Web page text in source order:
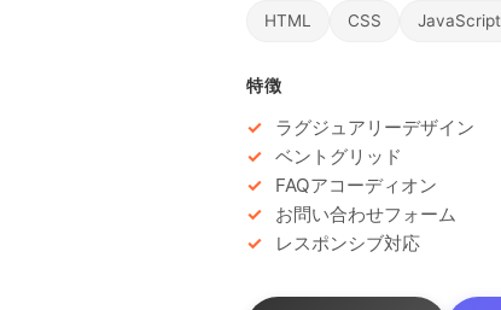
HTML CSS JavaScript
特徴
ラグジュアリーデザイン
ベントグリッド
FAQアコーディオン
お問い合わせフォーム
レスポンシブ対応